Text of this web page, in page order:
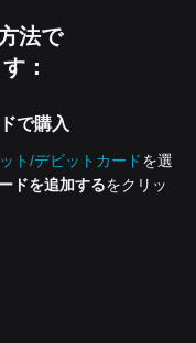
法で
：
で購入
ト/デビットカードを選
ドを追加するをクリッ